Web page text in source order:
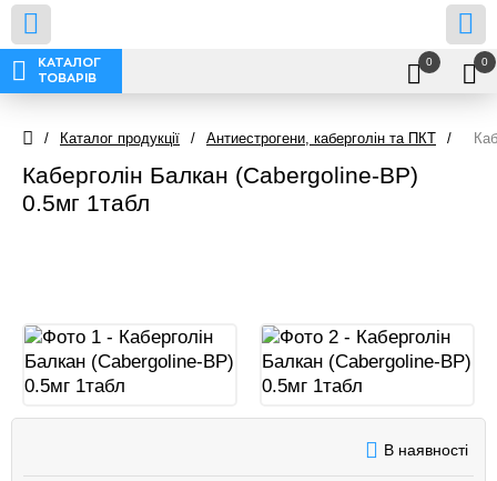
КАТАЛОГ
ТОВАРІВ
0 0
/ Каталог продукції / Антиестрогени, каберголін та ПКТ /
Каберголін Балкан (Cabergoline-BP)
0.5мг 1табл
В наявності